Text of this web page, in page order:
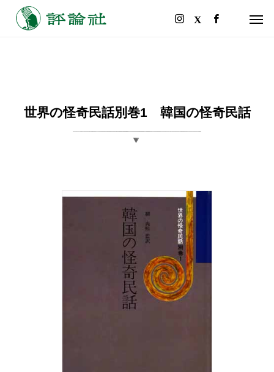
世界の怪奇民話別巻1 韓国の怪奇民話